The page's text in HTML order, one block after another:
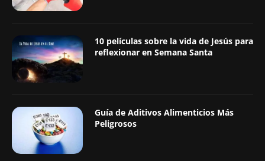
10 películas sobre la vida de Jesús para
reflexionar en Semana Santa
Guía de Aditivos Alimenticios Más
Peligrosos